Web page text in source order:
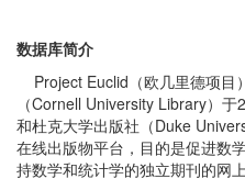
数据库简介
Project Euclid（欧几里德项目
（Cornell University Library）
和杜克大学出版社（Duke
在线出版物平台，目的是促进数
持数学和统计学的独立期刊的网上